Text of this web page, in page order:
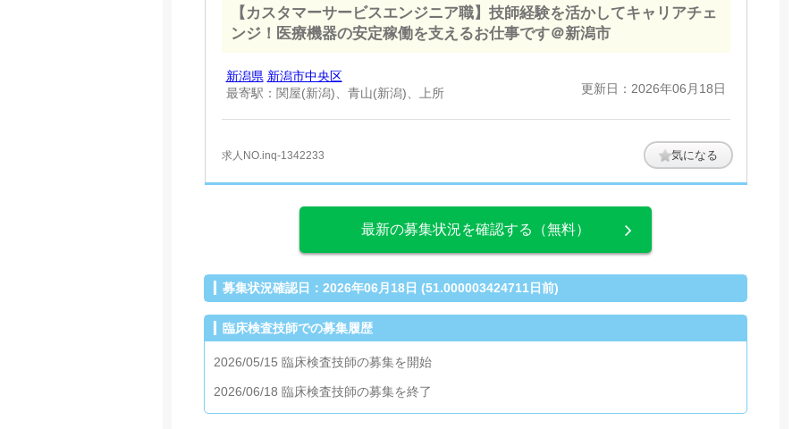
気になる
【カスタマーサービスエンジニア職】技師経験を活かしてキャリアチェ
ンジ！医療機器の安定稼働を支えるお仕事です＠新潟市
新潟県 新潟市中央区
最寄駅：関屋(新潟)、青山(新潟)、上所
更新日：2026年06月18日
求人NO.inq-1342233
最新の募集状況を確認する（無料）
募集状況確認日：2026年06月18日 (51.000003424711日前)
臨床検査技師での募集履歴
2026/05/15 臨床検査技師の募集を開始
2026/06/18 臨床検査技師の募集を終了